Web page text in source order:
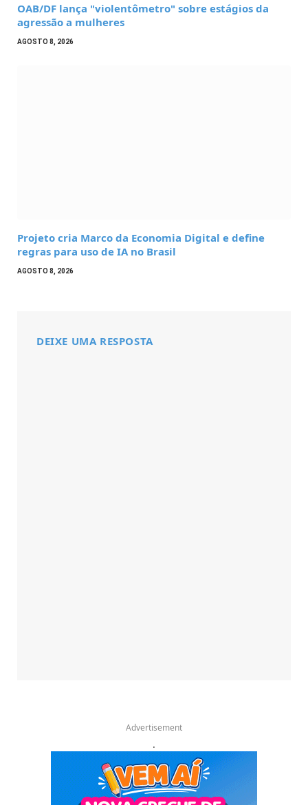
OAB/DF lança "violentômetro" sobre estágios da
agressão a mulheres
AGOSTO 8, 2026
Projeto cria Marco da Economia Digital e define
regras para uso de IA no Brasil
AGOSTO 8, 2026
DEIXE UMA RESPOSTA
Advertisement
.